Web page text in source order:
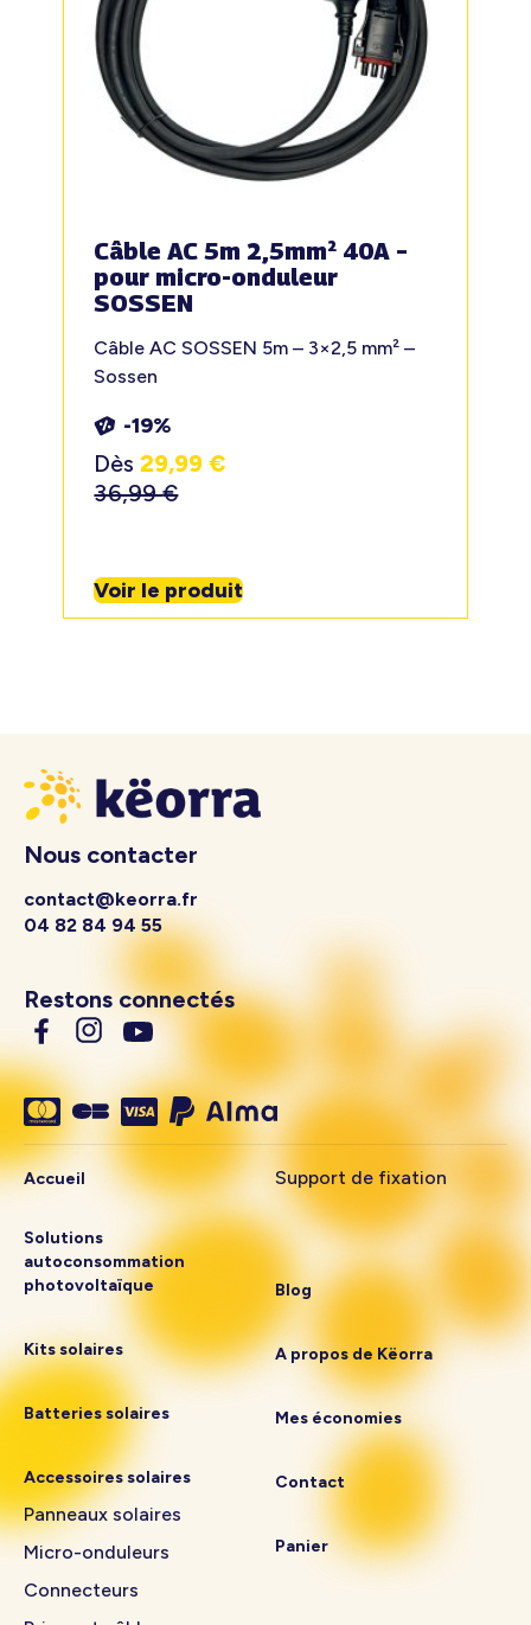
Câble AC 5m 2,5mm² 40A –
pour micro-onduleur
SOSSEN
Câble AC SOSSEN 5m – 3×2,5 mm² –
Sossen
-19%
Dès 29,99€
36,99€
Voir le produit
Nous contacter
contact@keorra.fr
04 82 84 94 55
Restons connectés
Accueil
Solutions
autoconsommation
photovoltaïque
Kits solaires
Batteries solaires
Accessoires solaires
Panneaux solaires
Micro-onduleurs
Connecteurs
Support de fixation
Blog
A propos de Këorra
Mes économies
Contact
Panier